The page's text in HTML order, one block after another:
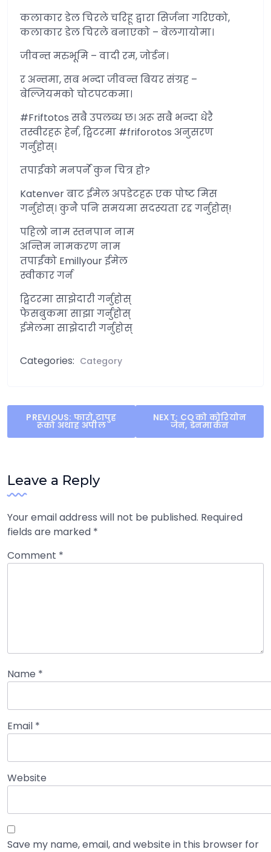
कलाकार डेल चिरले चरिहू द्वारा सिर्जना गरिएको,
कलाकार डेल चिरले बनाएको – बेलगायोमा।
जीवन्त मरुभूमि – वादी रम, जोर्डन।
र अन्तमा, सब भन्दा जीवन्त बियर संग्रह –
बेल्जियमको चोटपटकमा।
#Friftotos सबै उपलब्ध छ। अरू सबै भन्दा धेरै
तस्वीरहरू हेर्न, ट्विटरमा #friforotos अनुसरण
गर्नुहोस्।
तपाईको मनपर्ने कुन चित्र हो?
Katenver बाट ईमेल अपडेटहरू एक पोष्ट मिस
गर्नुहोस्। कुनै पनि समयमा सदस्यता रद्द गर्नुहोस्!
पहिलो नाम स्तनपान नाम
अन्तिम नामकरण नाम
तपाईंको Emillyour ईमेल
स्वीकार गर्न
ट्विटरमा साझेदारी गर्नुहोस्
फेसबुकमा साझा गर्नुहोस्
ईमेलमा साझेदारी गर्नुहोस्
Categories: Category
Post
navigation
PREVIOUS: फारो टापुह
रूको अथाह अपील
NEXT: CO को कोरियोन
जेन, डेनमार्कन
Leave a Reply
Your email address will not be published. Required
fields are marked *
Comment *
Name *
Email *
Website
Save my name, email, and website in this browser for